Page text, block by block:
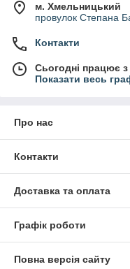
м. Хмельницький
провулок Степана
Контакти
Сьогодні працює
Показати весь
Про нас
Контакти
Доставка та оплата
Графік роботи
Повна версія сайту